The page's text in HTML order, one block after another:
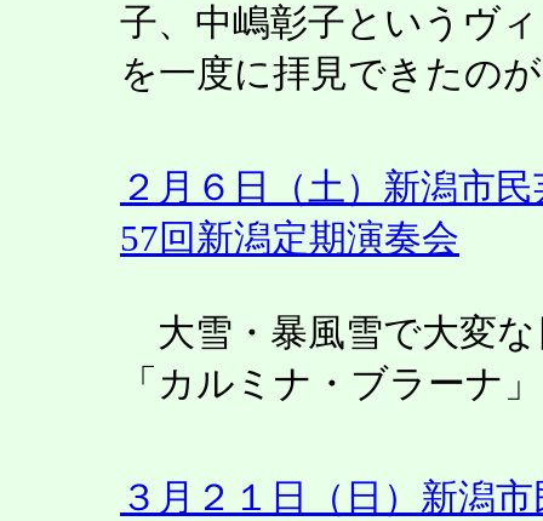
子、中嶋彰子というヴ
を一度に拝見できたの
２月６日（土）新潟市
57回新潟定期演奏会
大雪・暴風雪で大変
「カルミナ・ブラーナ
３月２１日（日）新潟